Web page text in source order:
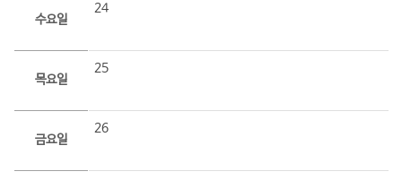
수요일
24
목요일
25
금요일
26